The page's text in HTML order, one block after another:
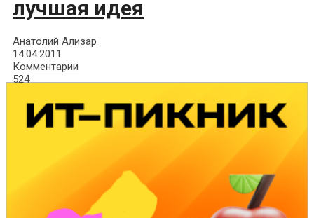
лучшая идея
Анатолий Ализар
14.04.2011
Комментарии
524